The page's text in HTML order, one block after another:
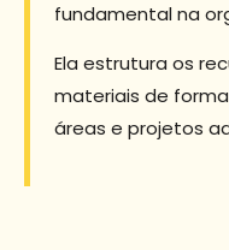
fundamental na
Ela estrutura os
materiais de
áreas e projetos